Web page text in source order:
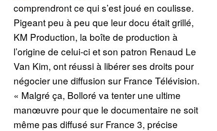
comprendront ce qui s’est joué en coulisse.
Pigeant peu à peu que leur docu était grillé,
KM Production, la boîte de production à
l’origine de celui-ci et son patron Renaud Le
Van Kim, ont réussi à libérer ses droits pour
négocier une diffusion sur France Télévision.
« Malgré ça, Bolloré va tenter une ultime
manœuvre pour que le documentaire ne soit
même pas diffusé sur France 3, précise